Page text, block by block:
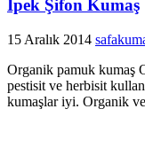
İpek Şifon Kumaş
15 Aralık 2014
Organik pamuk kumaş
pestisit ve herbisit
kumaşlar iyi. Organik